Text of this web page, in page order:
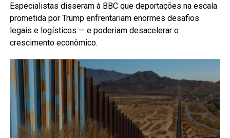
Especialistas disseram à BBC que deportações na escala
prometida por Trump enfrentariam enormes desafios
legais e logísticos — e poderiam desacelerar o
crescimento econômico.